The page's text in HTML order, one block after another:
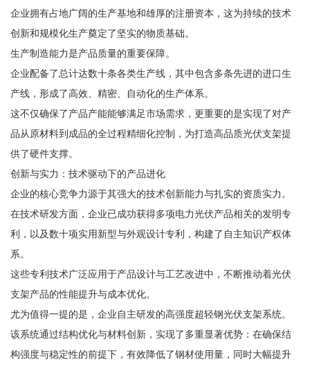
企业拥有占地广阔的生产基地和雄厚的注册资本，这为持续的技术
创新和规模化生产奠定了坚实的物质基础。
生产制造能力是产品质量的重要保障。
企业配备了总计达数十条各类生产线，其中包含多条先进的进口生
产线，形成了高效、精密、自动化的生产体系。
这不仅确保了产品产能能够满足市场需求，更重要的是实现了对产
品从原材料到成品的全过程精细化控制，为打造高品质光伏支架提
供了硬件支撑。
创新与实力：技术驱动下的产品进化
企业的核心竞争力源于其强大的技术创新能力与扎实的资质实力。
在技术研发方面，企业已成功获得多项电力光伏产品相关的发明专
利，以及数十项实用新型与外观设计专利，构建了自主知识产权体
系。
这些专利技术广泛应用于产品设计与工艺改进中，不断推动着光伏
支架产品的性能提升与成本优化。
尤为值得一提的是，企业自主研发的高强度超轻钢光伏支架系统。
该系统通过结构优化与材料创新，实现了多重显著优势：在确保结
构强度与稳定性的前提下，有效降低了钢材使用量，同时大幅提升